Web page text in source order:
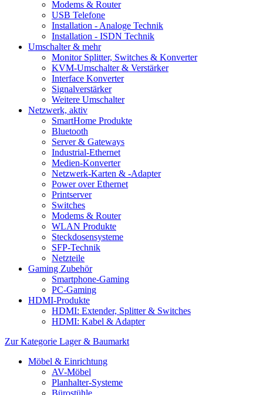
Modems & Router
USB Telefone
Installation - Analoge Technik
Installation - ISDN Technik
Umschalter & mehr
Monitor Splitter, Switches & Konverter
KVM-Umschalter & Verstärker
Interface Konverter
Signalverstärker
Weitere Umschalter
Netzwerk, aktiv
SmartHome Produkte
Bluetooth
Server & Gateways
Industrial-Ethernet
Medien-Konverter
Netzwerk-Karten & -Adapter
Power over Ethernet
Printserver
Switches
Modems & Router
WLAN Produkte
Steckdosensysteme
SFP-Technik
Netzteile
Gaming Zubehör
Smartphone-Gaming
PC-Gaming
HDMI-Produkte
HDMI: Extender, Splitter & Switches
HDMI: Kabel & Adapter
Zur Kategorie Lager & Baumarkt
Möbel & Einrichtung
AV-Möbel
Planhalter-Systeme
Bürostühle